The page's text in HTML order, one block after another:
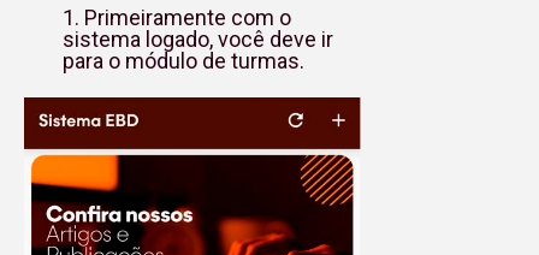
1. Primeiramente com o
sistema logado, você deve ir
para o módulo de turmas.